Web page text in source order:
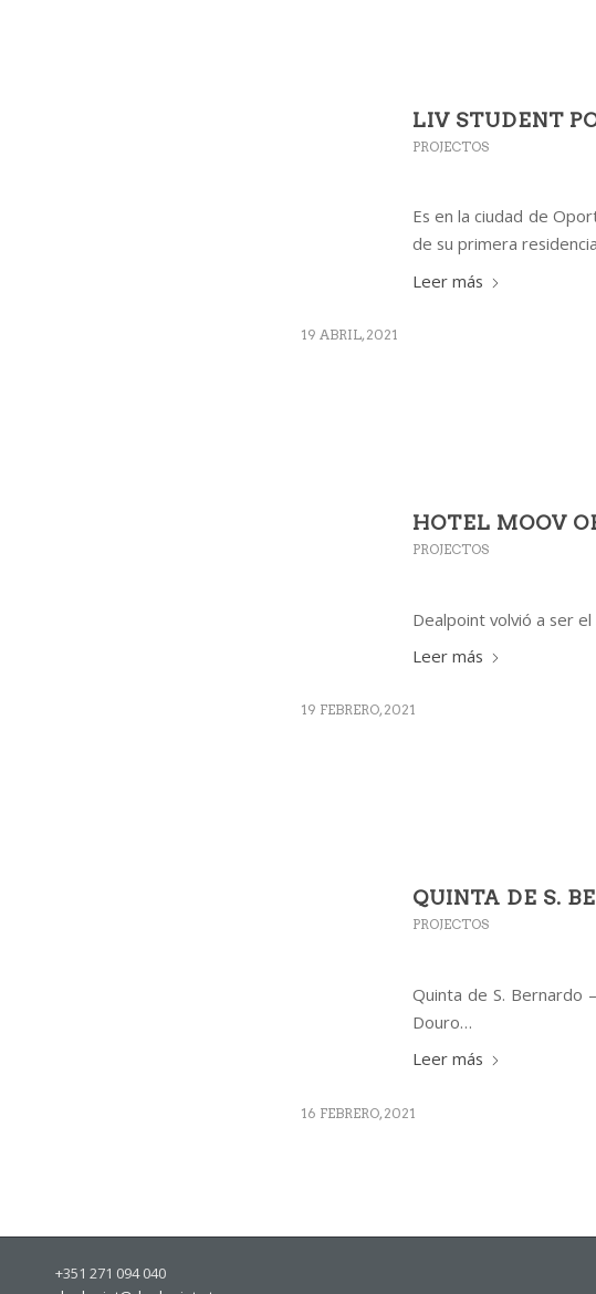
LIV STUDENT
PROJECTOS
Es en la ciudad de
de su primera
Leer más
19 ABRIL, 2021
HOTEL MOOV
PROJECTOS
Dealpoint volvió a ser
Leer más
19 FEBRERO, 2021
QUINTA DE S.
PROJECTOS
Quinta de S. Bernardo
Douro…
Leer más
16 FEBRERO, 2021
+351 271 094 040